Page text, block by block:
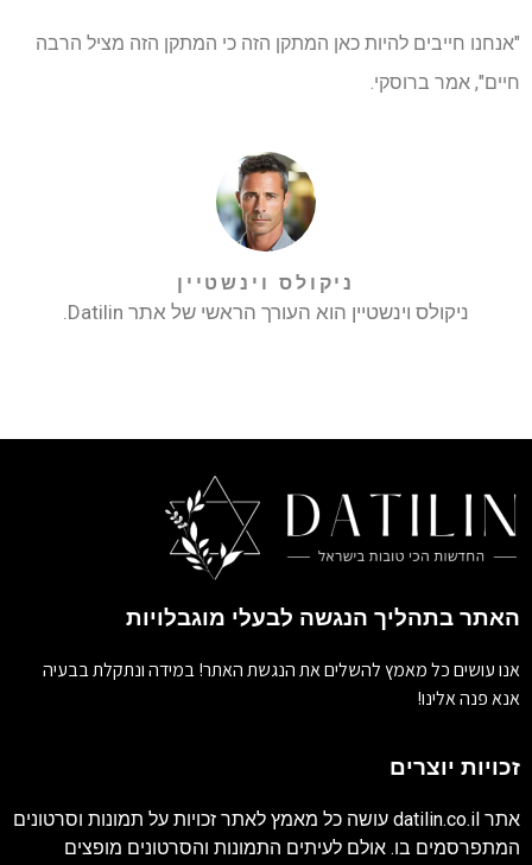
"אנחנו חייבים להיות כאן המתקן הזה כי המתקן הזה מציל הרבה
חיים", אמר ברוסקי.
ניקולס וינשטיין
ניקולס וינשטיין הוא העורך הראשי של אתר Datilin.
האתר בתהליך הנגשה לבעלי מוגבלויות
אנו עושים כל מאמץ להשלים את הנגשת האתר! במידה ונתקלת בבעיה
אנא פנה אלינו!
זכויות יוצרים
אתר datilin.co.il עושה כל מאמץ לאתר זכויות על תמונות וסרטונים
המתפרסמים בו. אולם לעיתים התמונות והסרטונים מופצים